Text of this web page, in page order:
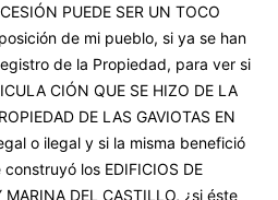
PUEDE SER UN TOCO
de mi pueblo, si ya se han
de la Propiedad, para ver si
CIÓN QUE SE HIZO DE LA
DE LAS GAVIOTAS EN
o ilegal y si la misma benefició
los EDIFICIOS DE
MARINA DEL CASTILLO, ¿si éste